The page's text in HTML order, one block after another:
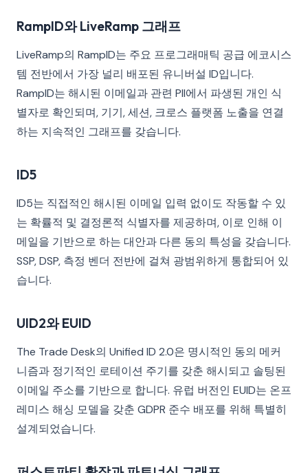
RampID와 LiveRamp 그래프
LiveRamp의 RampID는 주요 프로그래매틱 공급 에코시스
템 전반에서 가장 널리 배포된 유니버설 ID입니다.
RampID는 해시된 이메일과 관련 PII에서 파생된 개인 식
별자로 확인되며, 기기, 세션, 크로스 플랫폼 노출을 연결
하는 지속적인 그래프를 갖습니다.
ID5
ID5는 직접적인 해시된 이메일 입력 없이도 작동할 수 있
는 확률적 및 결정론적 식별자를 제공하며, 이로 인해 이
메일을 기반으로 하는 대안과 다른 동의 특성을 갖습니다.
SSP, DSP, 측정 벤더 전반에 걸쳐 광범위하게 통합되어 있
습니다.
UID2와 EUID
The Trade Desk의 Unified ID 2.0은 명시적인 동의 메커
니즘과 정기적인 로테이션 주기를 갖춘 해시되고 솔팅된
이메일 주소를 기반으로 합니다. 유럽 버전인 EUID는 온프
레미스 해싱 모델을 갖춘 GDPR 준수 배포를 위해 특별히
설계되었습니다.